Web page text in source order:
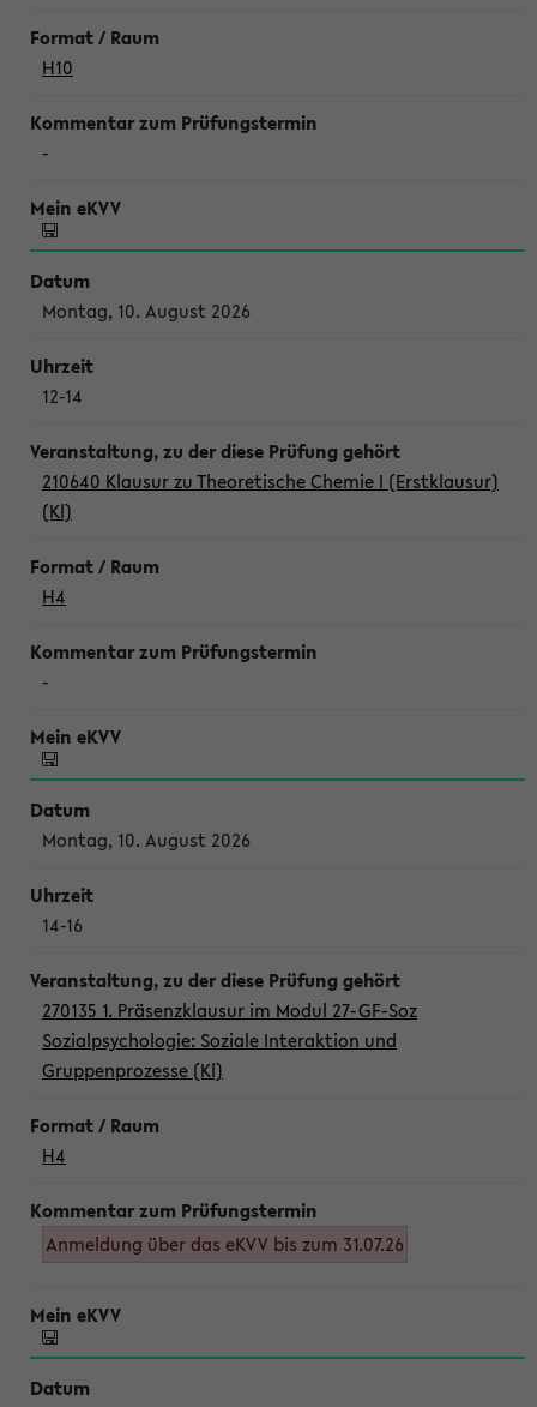
H10
-
Montag, 10. August 2026
12-14
210640 Klausur zu Theoretische Chemie I (Erstklausur)
(Kl)
H4
-
Montag, 10. August 2026
14-16
270135 1. Präsenzklausur im Modul 27-GF-Soz
Sozialpsychologie: Soziale Interaktion und
Gruppenprozesse (Kl)
H4
Anmeldung über das eKVV bis zum 31.07.26